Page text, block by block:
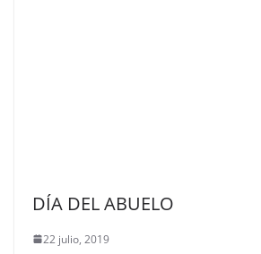
DÍA DEL ABUELO
22 julio, 2019